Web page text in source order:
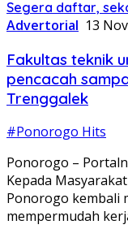
Segera daftar,
Advertorial 13
Fakultas teknik
pencacah
Trenggalek
#Ponorogo Hits
Ponorogo –
Kepada
Ponorogo kembali
mempermudah